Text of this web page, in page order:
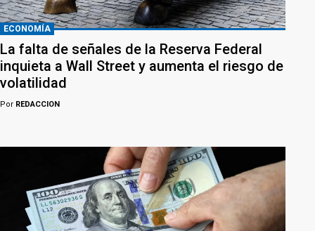
ECONOMÍA
La falta de señales de la Reserva Federal
inquieta a Wall Street y aumenta el riesgo de
volatilidad
Por REDACCION